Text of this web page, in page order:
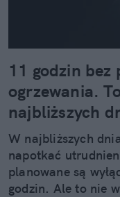
11 godzin
ogrzewania.
najbliższych
W najbliższych
napotkać
planowane są
godzin. Ale to nie